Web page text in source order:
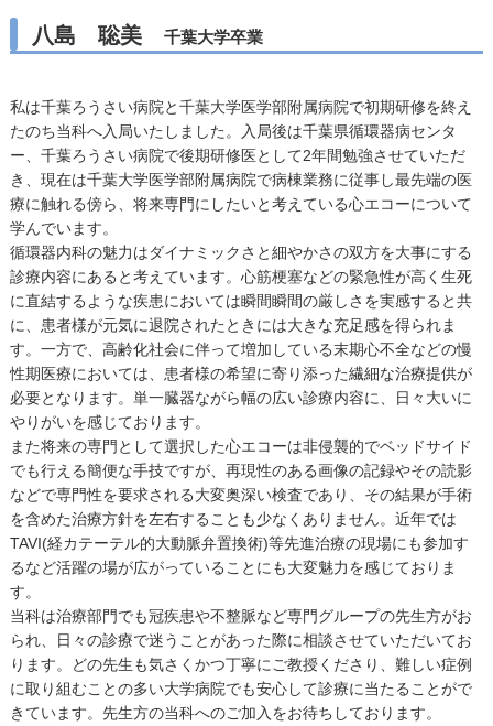
八島 聡美 千葉大学卒業
私は千葉ろうさい病院と千葉大学医学部附属病院で初期研修を終え
たのち当科へ入局いたしました。入局後は千葉県循環器病センタ
ー、千葉ろうさい病院で後期研修医として2年間勉強させていただ
き、現在は千葉大学医学部附属病院で病棟業務に従事し最先端の医
療に触れる傍ら、将来専門にしたいと考えている心エコーについて
学んでいます。
循環器内科の魅力はダイナミックさと細やかさの双方を大事にする
診療内容にあると考えています。心筋梗塞などの緊急性が高く生死
に直結するような疾患においては瞬間瞬間の厳しさを実感すると共
に、患者様が元気に退院されたときには大きな充足感を得られま
す。一方で、高齢化社会に伴って増加している末期心不全などの慢
性期医療においては、患者様の希望に寄り添った繊細な治療提供が
必要となります。単一臓器ながら幅の広い診療内容に、日々大いに
やりがいを感じております。
また将来の専門として選択した心エコーは非侵襲的でベッドサイド
でも行える簡便な手技ですが、再現性のある画像の記録やその読影
などで専門性を要求される大変奥深い検査であり、その結果が手術
を含めた治療方針を左右することも少なくありません。近年では
TAVI(経カテーテル的大動脈弁置換術)等先進治療の現場にも参加す
るなど活躍の場が広がっていることにも大変魅力を感じておりま
す。
当科は治療部門でも冠疾患や不整脈など専門グループの先生方がお
られ、日々の診療で迷うことがあった際に相談させていただいてお
ります。どの先生も気さくかつ丁寧にご教授くださり、難しい症例
に取り組むことの多い大学病院でも安心して診療に当たることがで
きています。先生方の当科へのご加入をお待ちしております。